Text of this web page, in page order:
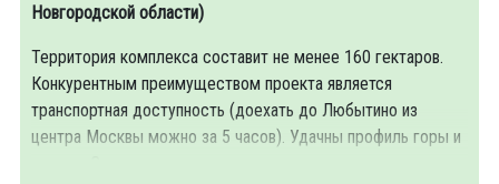
Новгородской области)
Территория комплекса составит не менее 160 гектаров.
Конкурентным преимуществом проекта является
транспортная доступность (доехать до Любытино из
центра Москвы можно за 5 часов). Удачны профиль горы и